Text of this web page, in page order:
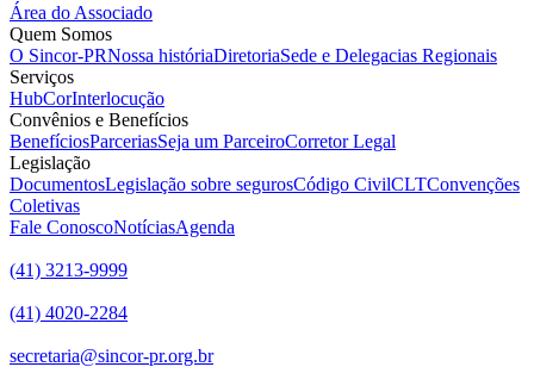
Área do Associado
Quem Somos
O Sincor-PRNossa históriaDiretoriaSede e Delegacias Regionais
Serviços
HubCorInterlocução
Convênios e Benefícios
BenefíciosParceriasSeja um ParceiroCorretor Legal
Legislação
DocumentosLegislação sobre segurosCódigo CivilCLTConvenções
Coletivas
Fale ConoscoNotíciasAgenda
(41) 3213-9999
(41) 4020-2284
secretaria@sincor-pr.org.br